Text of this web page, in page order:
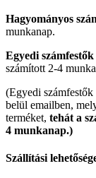
Hagyományos
munkanap.
Egyedi számfestők
számított 2-4
(Egyedi
belül emailben,
terméket, tehát a
4 munkanap.)
Szállítási